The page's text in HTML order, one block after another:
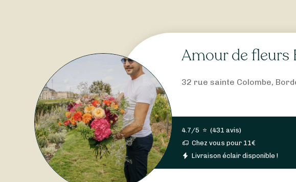
Amour de fleurs
32 rue sainte Colombe,
4.7/5 ⭐ (431 avis)
Chez vous pour 11€
Livraison éclair disponible !